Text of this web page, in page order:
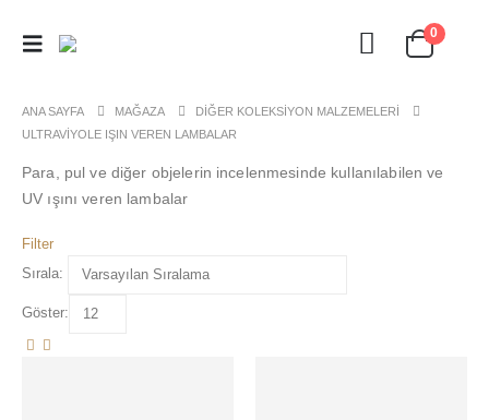
0
ANA SAYFA MAĞAZA
DIĞER KOLEKSIYON MALZEMELERI
ULTRAVIYOLE IŞIN VEREN LAMBALAR
Para, pul ve diğer objelerin incelenmesinde kullanılabilen ve
UV ışını veren lambalar
Filter
Sırala:
Göster: